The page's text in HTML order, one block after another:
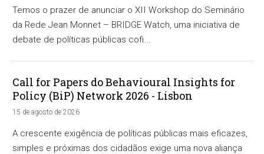
Temos o prazer de anunciar o XII Workshop do Seminário
da Rede Jean Monnet – BRIDGE Watch, uma iniciativa de
debate de políticas públicas cofi...
Call for Papers do Behavioural Insights for
Policy (BiP) Network 2026 - Lisbon
15 de agosto de 2026
A crescente exigência de políticas públicas mais eficazes,
simples e próximas dos cidadãos exige uma nova aliança